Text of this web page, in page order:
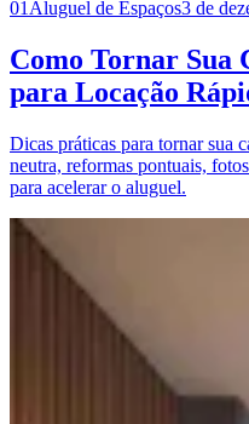
01 Aluguel de Espaços3 de
Como Tornar Sua
para Locação
Dicas práticas para tornar sua
neutra, reformas pontuais,
para acelerar o aluguel.